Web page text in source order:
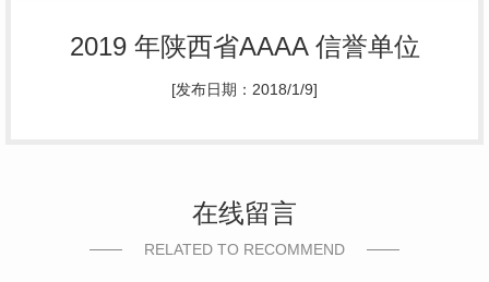
2019 年陕西省AAAA 信誉单位
[发布日期：2018/1/9]
在线留言
RELATED TO RECOMMEND